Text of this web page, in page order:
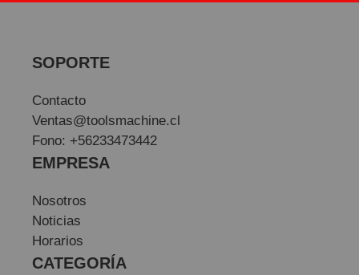
SOPORTE
Contacto
Ventas@toolsmachine.cl
Fono: +56233473442
EMPRESA
Nosotros
Noticias
Horarios
CATEGORÍA